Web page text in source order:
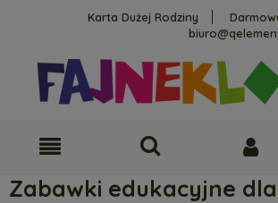
Karta Dużej Rodziny
Zabawki edukacyjne